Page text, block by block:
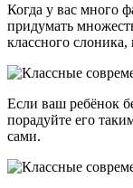
Когда у вас много
придумать
классного
Если ваш ребёнок
порадуйте его
сами.